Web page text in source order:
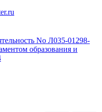
No Л035-01298-
образования и